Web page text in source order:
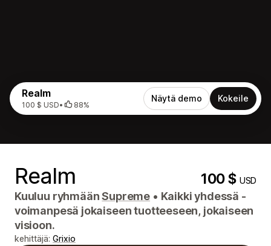
Realm
100 $ USD• 88%
Näytä demo Kokeile
Realm 100 $USD
Kuuluu ryhmäänSupreme • Kaikki yhdessä -
voimanpesä jokaiseen tuotteeseen, jokaiseen
visioon.
kehittäjä: Grixio